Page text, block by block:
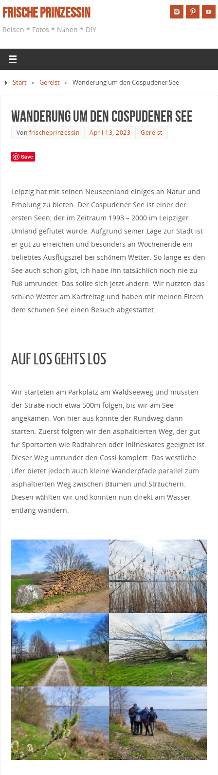
Frische Prinzessin
Reisen * Fotos * Nähen * DIY
Start » Gereist » Wanderung um den Cospudener See
Wanderung um den Cospudener See
Von frischeprinzessin April 13, 2023 Gereist
Save
Leipzig hat mit seinen Neuseenland einiges an Natur und
Erholung zu bieten. Der Cospudener See ist einer der
ersten Seen, der im Zeitraum 1993 – 2000 im Leipziger
Umland geflutet wurde. Aufgrund seiner Lage zur Stadt ist
er gut zu erreichen und besonders an Wochenende ein
beliebtes Ausflugsziel bei schönem Wetter. So lange es den
See auch schon gibt, ich habe ihn tatsächlich noch nie zu
Fuß umrundet. Das sollte sich jetzt ändern. Wir nutzten das
schöne Wetter am Karfreitag und haben mit meinen Eltern
dem schönen See einen Besuch abgestattet.
AUF LOS GEHTS LOS
Wir starteten am Parkplatz am Waldseeweg und mussten
der Straße noch etwa 500m folgen, bis wir am See
angekamen. Von hier aus konnte der Rundweg dann
starten. Zuerst folgten wir den asphaltierten Weg, der gut
für Sportarten wie Radfahren oder Inlineskates geeignet ist.
Dieser Weg umrundet den Cossi komplett. Das westliche
Ufer bietet jedoch auch kleine Wanderpfade parallel zum
asphaltierten Weg zwischen Bäumen und Sträuchern.
Diesen wählten wir und konnten nun direkt am Wasser
entlang wandern.